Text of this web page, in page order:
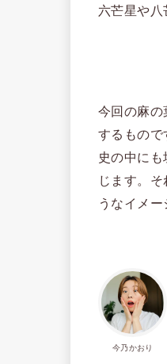
六芒星や八
今回の麻の
するもので
史の中に
じます。
うなイメ
今乃かおり